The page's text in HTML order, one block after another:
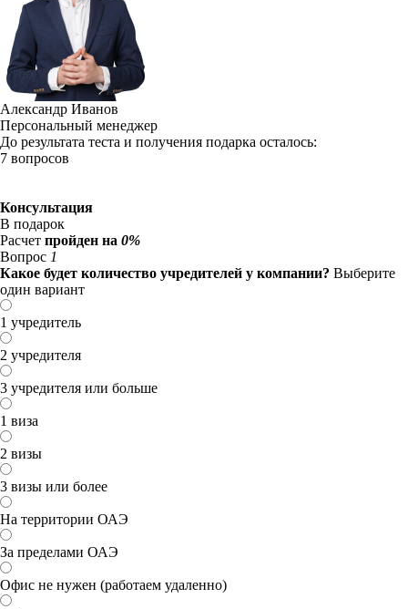
Александр Иванов
Персональный менеджер
До результата теста и получения подарка осталось:
7 вопросов
Консультация
В подарок
Расчет пройден на 0%
Вопрос 1
Какое будет количество учредителей у компании? Выберите
один вариант
1 учредитель
2 учредителя
3 учредителя или больше
1 виза
2 визы
3 визы или более
На территории ОАЭ
За пределами ОАЭ
Офис не нужен (работаем удаленно)